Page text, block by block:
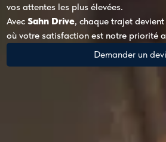
vos attentes les plus élevées.
AvecSahn Drive, chaque trajet
où votre satisfaction est notre priorité
Demander un